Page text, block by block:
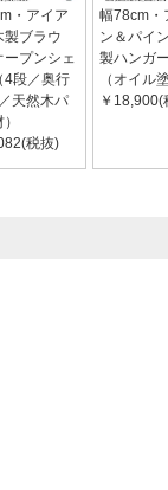
・アイア
製ブラウ
ープンシェ
4段／奥行
天然木パ
税抜)
幅78cm・
ン＆パイ
製ハンガ
（オイル
￥18,900(